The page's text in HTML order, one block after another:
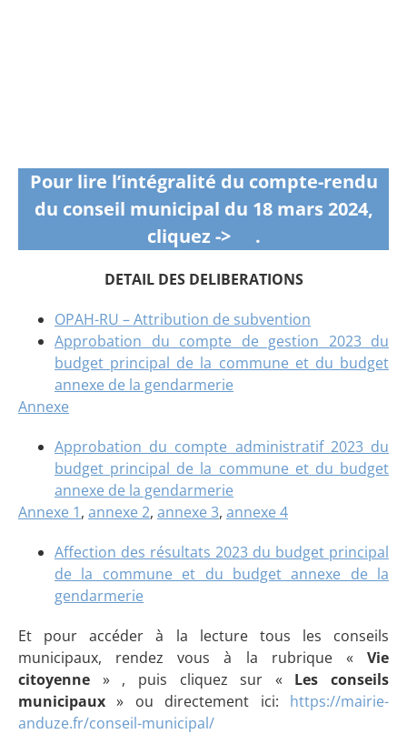
Pour lire l’intégralité du compte-rendu
du conseil municipal du 18 mars 2024,
cliquez ->
.
DETAIL DES DELIBERATIONS
OPAH-RU – Attribution de subvention
Approbation du compte de gestion 2023 du
budget principal de la commune et du budget
annexe de la gendarmerie
Annexe
Approbation du compte administratif 2023 du
budget principal de la commune et du budget
annexe de la gendarmerie
Annexe 1, annexe 2, annexe 3, annexe 4
Affection des résultats 2023 du budget principal
de la commune et du budget annexe de la
gendarmerie
Et pour accéder à la lecture tous les conseils
municipaux, rendez vous à la rubrique « Vie
citoyenne » , puis cliquez sur « Les conseils
municipaux » ou directement ici: https://mairie-
anduze.fr/conseil-municipal/